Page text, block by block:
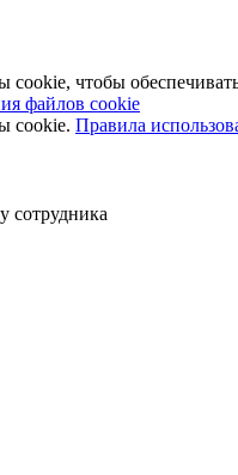
чтобы
файлов cookie
cookie. Правила
сотрудника